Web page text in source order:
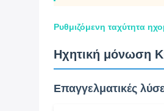
Ρυθμιζόμενη ταχύτητα
Ηχητική μόνωση
Επαγγελματικές